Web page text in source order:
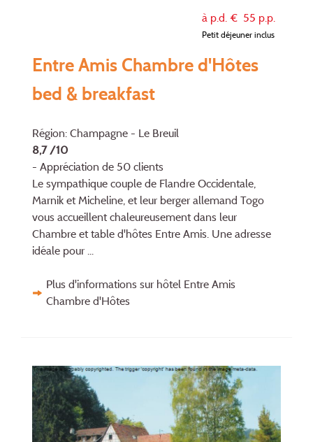
à p.d. € 55 p.p.
Petit déjeuner inclus
Entre Amis Chambre d'Hôtes
bed & breakfast
Région: Champagne - Le Breuil
8,7 /10
- Appréciation de 50 clients
Le sympathique couple de Flandre Occidentale,
Marnik et Micheline, et leur berger allemand Togo
vous accueillent chaleureusement dans leur
Chambre et table d'hôtes Entre Amis. Une adresse
idéale pour ...
Plus d'informations sur hôtel Entre Amis
Chambre d'Hôtes